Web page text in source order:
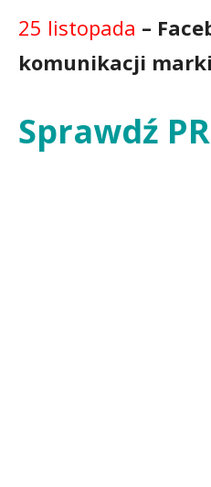
25 listopada –
komunikacji marki
Sprawdź